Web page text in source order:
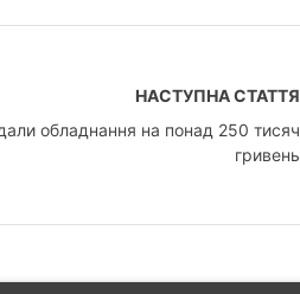
НАСТУПНА СТАТТЯ
обладнання на понад 250 тисяч
гривень